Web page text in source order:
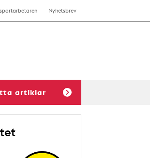
Nyhetsbrev
artiklar